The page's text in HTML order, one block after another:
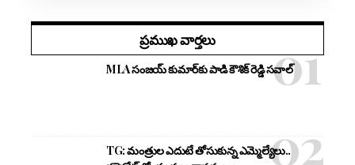
ప్రముఖ వార్తలు
MLA సంజయ్ కుమార్‌కు పాడి కౌశిక్ రెడ్డి సవాల్
TG: మంత్రుల ఎదుటే తోసుకున్న ఎమ్మెల్యేలు..